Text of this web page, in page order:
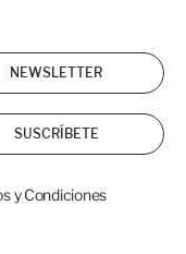
NEWSLETTER
SUSCRÍBETE
y Condiciones